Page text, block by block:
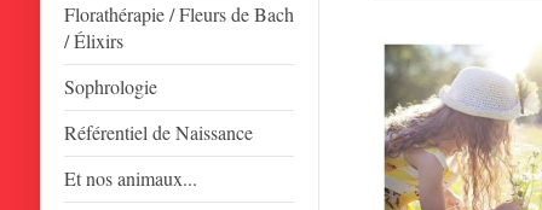
Florathérapie / Fleurs de Bach
/ Élixirs
Sophrologie
Référentiel de Naissance
Et nos animaux...